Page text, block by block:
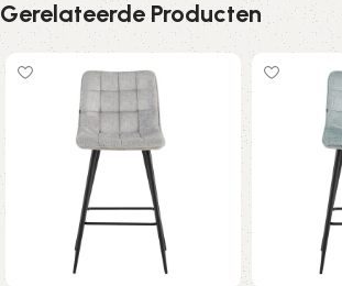
Gerelateerde Producten